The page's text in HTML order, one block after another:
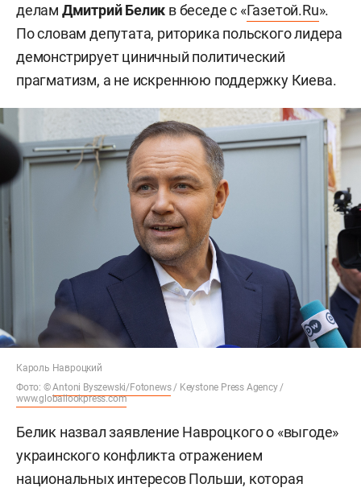
делам Дмитрий Белик в беседе с «Газетой.Ru».
По словам депутата, риторика польского лидера
демонстрирует циничный политический
прагматизм, а не искреннюю поддержку Киева.
Кароль Навроцкий
Фото: ©Antoni Byszewski/Fotonews/ Keystone Press Agency /
www.globallookpress.com
Белик назвал заявление Навроцкого о «выгоде»
украинского конфликта отражением
национальных интересов Польши, которая